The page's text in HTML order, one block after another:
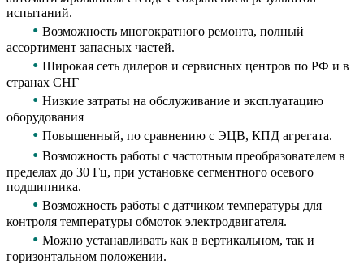
испытаний.
• Возможность многократного ремонта, полный
ассортимент запасных частей.
• Широкая сеть дилеров и сервисных центров по РФ и в
странах СНГ
• Низкие затраты на обслуживание и эксплуатацию
оборудования
• Повышенный, по сравнению с ЭЦВ, КПД агрегата.
• Возможность работы с частотным преобразователем в
пределах до 30 Гц, при установке сегментного осевого
подшипника.
• Возможность работы с датчиком температуры для
контроля температуры обмоток электродвигателя.
• Можно устанавливать как в вертикальном, так и
горизонтальном положении.